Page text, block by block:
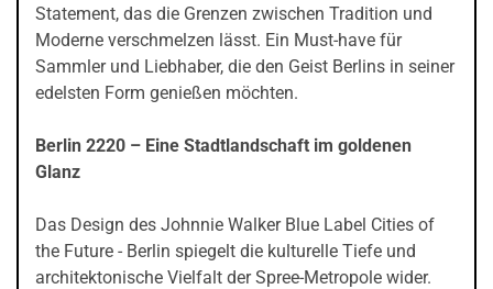
Statement, das die Grenzen zwischen Tradition und
Moderne verschmelzen lässt. Ein Must-have für
Sammler und Liebhaber, die den Geist Berlins in seiner
edelsten Form genießen möchten.
Berlin 2220 – Eine Stadtlandschaft im goldenen
Glanz
Das Design des Johnnie Walker Blue Label Cities of
the Future - Berlin spiegelt die kulturelle Tiefe und
architektonische Vielfalt der Spree-Metropole wider.